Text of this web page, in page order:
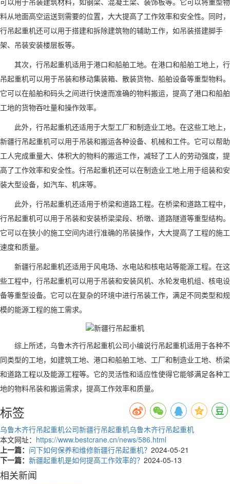
料从地面高空运送到需要的位置，大大提高了工作效率和安全性。同时，
行吊起重机还可以用于搭建和拆除建筑物的辅助工作，如吊装搭建脚手
架、吊装安装楼层板等。
其次，行吊起重机适用于港口和船舶工地。在港口和船舶工地上，行
吊起重机可以用于吊装和移动集装箱、散装货物、船舶设备等重型物料。
它可以在船舶和码头之间进行快速而准确的物料搬运，提高了港口和船舶
工地的货物吞吐量和操作效率。
此外，行吊起重机还适用于大型工厂和制造业工地。在这些工地上，
新疆行吊起重机可以用于吊装和搬运各种设备、机械和工件。它可以帮助
工人完成重量大、体积大的物料的搬运工作，减轻了工人的劳动强度，提
高了工作效率和安全性。行吊起重机还可以在制造业工地上用于组装和安
装大型设备，如汽车、机床等。
此外，行吊起重机还适用于桥梁和道路工程。在桥梁和道路工程中，
行吊起重机可以用于吊装和安装桥梁梁段、桥墩、道路隧道等重型结构。
它可以在狭小的施工空间内进行准确的吊装操作，大大提高了工程的施工
速度和质量。
新疆行吊起重机还适用于风电场、水电站和核电站等能源工程。在这
些工程中，行吊起重机可以用于吊装和安装风机、水轮发电机组、核电设
备等重型设备。它可以在复杂的环境中进行吊装工作，满足不同类型和规
模的能源工程的施工需求。
综上所述， 乌鲁木齐行吊起重机公司小编说行吊起重机适用于各种不
同类型的工地，如建筑工地、港口和船舶工地、工厂和制造业工地、桥梁
和道路工程以及能源工程等。它的灵活性和适应性使得它能够满足各种工
地的物料吊装和搬运需求，提高工作效率和质量。
标签
乌鲁木齐行吊起重机公司新疆行吊起重机乌鲁木齐行吊起重机
本文网址： https://www.bestcrane.cn/news/586.html
上一篇： 问下如何保养和维修新疆行吊起重机？ 2024-05-21
下一篇： 新疆起重机是如何提高工作效率的？ 2024-05-13
相关新闻